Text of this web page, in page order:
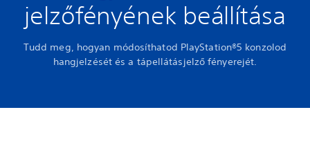
jelzőfényének beállítása
Tudd meg, hogyan módosíthatod PlayStation®5 konzolod
hangjelzését és a tápellátásjelző fényerejét.